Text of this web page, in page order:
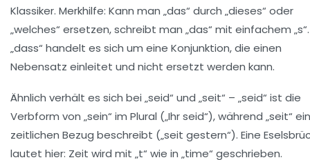
Klassiker. Merkhilfe: Kann man „das“ durch „dieses“ oder
„welches“ ersetzen, schreibt man „das“ mit einfachem
„dass“ handelt es sich um eine Konjunktion, die einen
Nebensatz einleitet und nicht ersetzt werden kann.
Ähnlich verhält es sich bei „seid“ und „seit“ – „seid“ ist die
Verbform von „sein“ im Plural („Ihr seid“), während „seit“
zeitlichen Bezug beschreibt („seit gestern“). Eine
lautet hier: Zeit wird mit „t“ wie in „time“ geschrieben.